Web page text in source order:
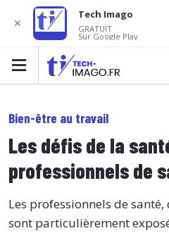
Bien-être au travail
Les défis de la
professionnels de
Les professionnels de
sont particulièrement
✕
Tech Imago
GRATUIT
Sur Google Play